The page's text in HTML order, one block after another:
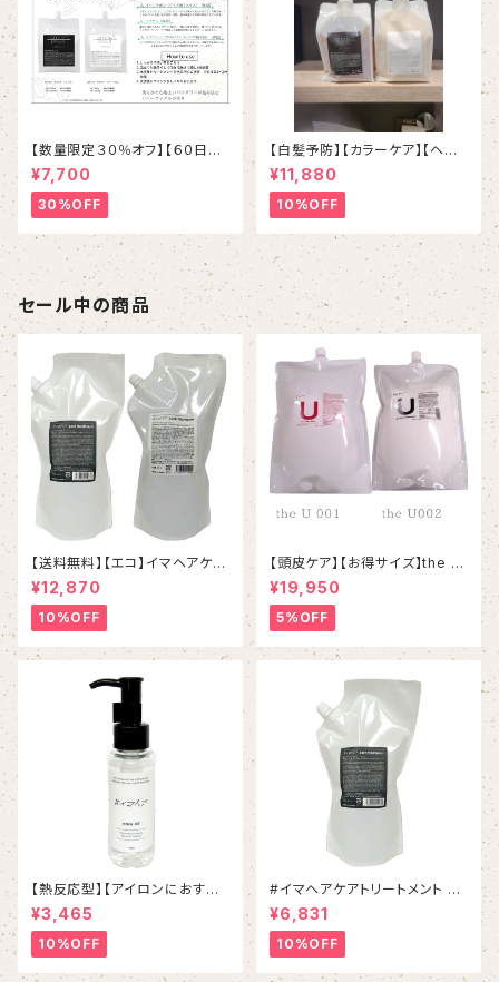
【数量限定３０％オフ】【６０日
便】【酵素ケア】スマイルプラウド
シャンプー＆トリートメント定期
便
¥7,700
30%OFF
【白髪予防】【カラーケア】【ヘマ
チン配合】【ホルダーつき】スマイ
ルproudシャンプー＆トリートメ
ント
¥11,880
10%OFF
セール中の商品
【送料無料】【エコ】イマヘアケア
シャンプートリートメントset
¥12,870
10%OFF
【頭皮ケア】【お得サイズ】the U
001シャンプー＆002しっとりト
リートメント 詰め替えセット
¥19,950
5%OFF
【熱反応型】【アイロンにおすす
め】イマヘアケアオイル
¥3,465
10%OFF
#イマヘアケアトリートメント 80
0g リフィル
¥6,831
10%OFF